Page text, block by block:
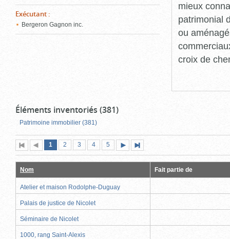
Exécutant :
Bergeron Gagnon inc.
mieux
patrimonial
ou
croix de
Éléments inventoriés (381)
Patrimoine immobilier (381)
Première
page
Page
précédente
Page
1 (page
actuelle)
Page
2 Page
3 Page
4 Page
5
suivante
page
Nom Fait partie de
Atelier et maison Rodolphe-Duguay
Palais de justice de Nicolet
Séminaire de Nicolet
1000, rang Saint-Alexis